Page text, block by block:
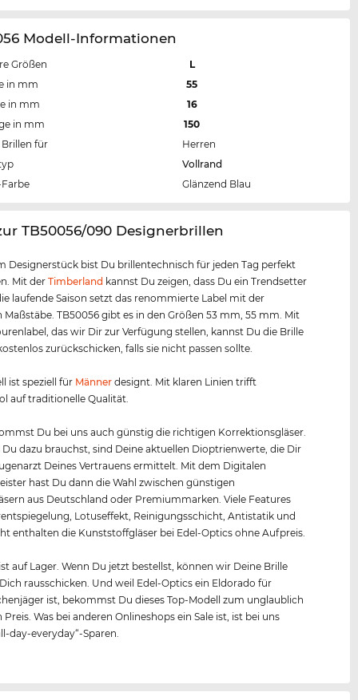
Modell-Informationen
Größen
L
in mm
55
in mm
16
in mm
150
für
Herren
Vollrand
Glänzend Blau
TB50056/090 Designerbrillen
Designerstück bist Du brillentechnisch für jeden Tag perfekt
Mit derTimberland kannst Du zeigen, dass Du ein Trendsetter
laufende Saison setzt das renommierte Label mit der
Maßstäbe. TB50056 gibt es in den Größen 53 mm, 55 mm. Mit
das wir Dir zur Verfügung stellen, kannst Du die Brille
zurückschicken, falls sie nicht passen sollte.
ist speziell für Männer designt. Mit klaren Linien trifft
auf traditionelle Qualität.
Du bei uns auch günstig die richtigen Korrektionsgläser.
Du dazu brauchst, sind Deine aktuellen Dioptrienwerte, die Dir
Deines Vertrauens ermittelt. Mit dem Digitalen
hast Du dann die Wahl zwischen günstigen
aus Deutschland oder Premiummarken. Viele Features
Lotuseffekt, Reinigungsschicht, Antistatik und
enthalten die Kunststoffgläser bei Edel-Optics ohne Aufpreis.
auf Lager. Wenn Du jetzt bestellst, können wir Deine Brille
rausschicken. Und weil Edel-Optics ein Eldorado für
ist, bekommst Du dieses Top-Modell zum unglaublich
Was bei anderen Onlineshops ein Sale ist, ist bei uns
day-everyday“-Sparen.